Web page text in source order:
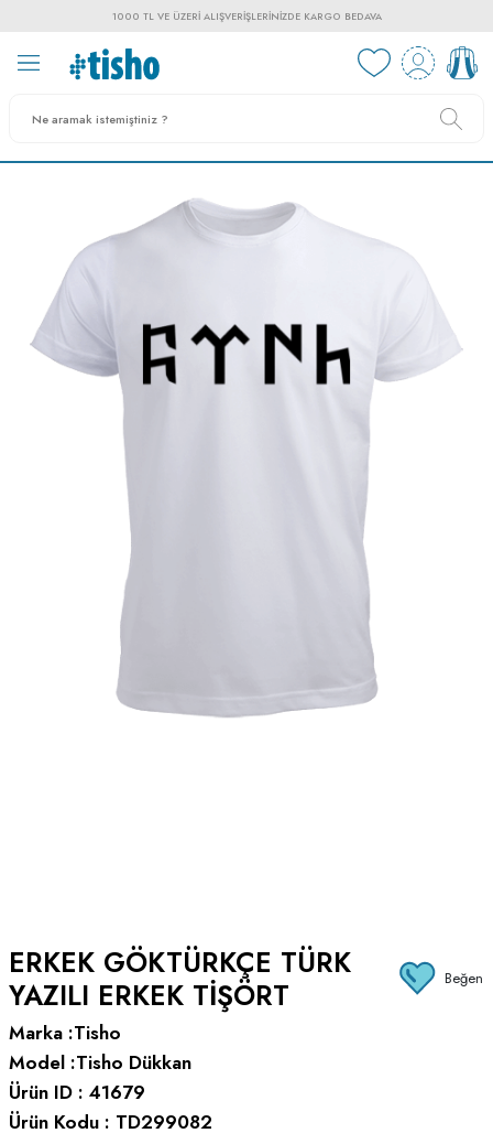
1000 TL VE ÜZERI ALIŞVERIŞLERINIZDE KARGO BEDAVA
ERKEK GÖKTÜRKÇE TÜRK
YAZILI ERKEK TIŞÖRT
Beğen
Marka :Tisho
Model :Tisho Dükkan
Ürün ID : 41679
Ürün Kodu : TD299082